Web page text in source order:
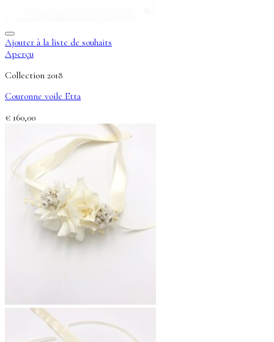
Ajouter à la liste de souhaits
Aperçu
Collection 2018
Couronne voile Etta
€ 160,00